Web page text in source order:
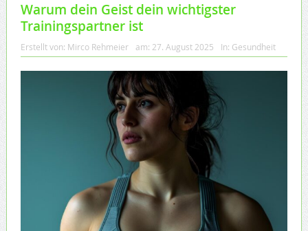
Warum dein Geist dein wichtigster
Trainingspartner ist
Erstellt von: Mirco Rehmeier am: 27. August 2025 In: Gesundheit